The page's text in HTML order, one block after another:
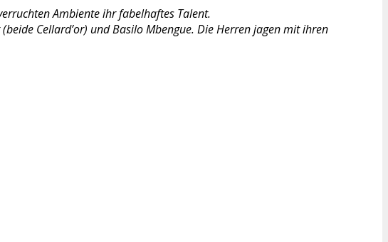
Ambiente ihr fabelhaftes Talent.
Cellard’or) und Basilo Mbengue. Die Herren jagen mit ihren